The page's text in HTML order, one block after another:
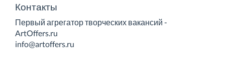
Контакты
Первый агрегатор творческих вакансий -
ArtOffers.ru
info@artoffers.ru